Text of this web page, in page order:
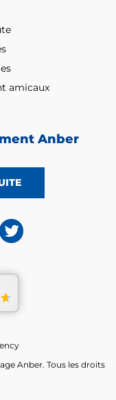
amicaux
Anber
Anber. Tous les droits